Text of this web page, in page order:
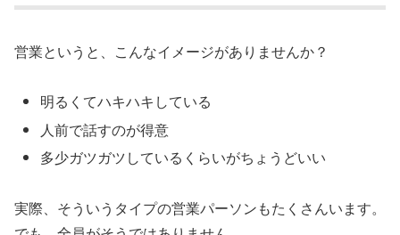
営業というと、こんなイメージがありませんか？
明るくてハキハキしている
人前で話すのが得意
多少ガツガツしているくらいがちょうどいい
実際、そういうタイプの営業パーソンもたくさんいます。